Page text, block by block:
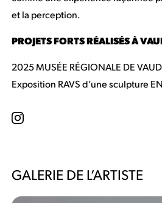
et la perception.
PROJETS FORTS RÉALISÉS À
2025 MUSÉE RÉGIONALE DE
Exposition RAVS d’une sculpture
GALERIE DE L’ARTISTE